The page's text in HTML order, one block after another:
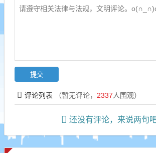
评论列表 （暂无评论， 2337人围观）
还没有评论，来说两句吧